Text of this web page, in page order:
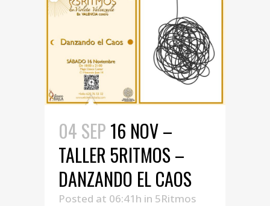
04 SEP 16 NOV –
TALLER 5RITMOS –
DANZANDO EL CAOS
Posted at 06:41h in 5Ritmos